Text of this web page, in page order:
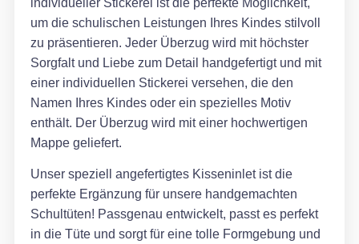
individueller Stickerei ist die perfekte Möglichkeit,
um die schulischen Leistungen Ihres Kindes stilvoll
zu präsentieren. Jeder Überzug wird mit höchster
Sorgfalt und Liebe zum Detail handgefertigt und mit
einer individuellen Stickerei versehen, die den
Namen Ihres Kindes oder ein spezielles Motiv
enthält. Der Überzug wird mit einer hochwertigen
Mappe geliefert.
Unser speziell angefertigtes Kisseninlet ist die
perfekte Ergänzung für unsere handgemachten
Schultüten! Passgenau entwickelt, passt es perfekt
in die Tüte und sorgt für eine tolle Formgebung und